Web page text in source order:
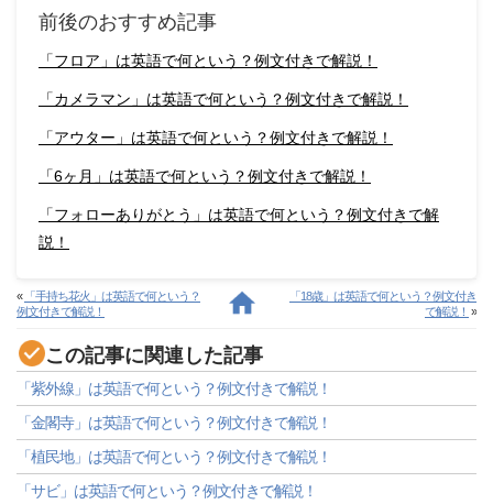
前後のおすすめ記事
「フロア」は英語で何という？例文付きで解説！
「カメラマン」は英語で何という？例文付きで解説！
「アウター」は英語で何という？例文付きで解説！
「6ヶ月」は英語で何という？例文付きで解説！
「フォローありがとう」は英語で何という？例文付きで解
説！
« 「手持ち花火」は英語で何という？
例文付きで解説！
「18歳」は英語で何という？例文付き
で解説！ »
この記事に関連した記事
「紫外線」は英語で何という？例文付きで解説！
「金閣寺」は英語で何という？例文付きで解説！
「植民地」は英語で何という？例文付きで解説！
「サビ」は英語で何という？例文付きで解説！